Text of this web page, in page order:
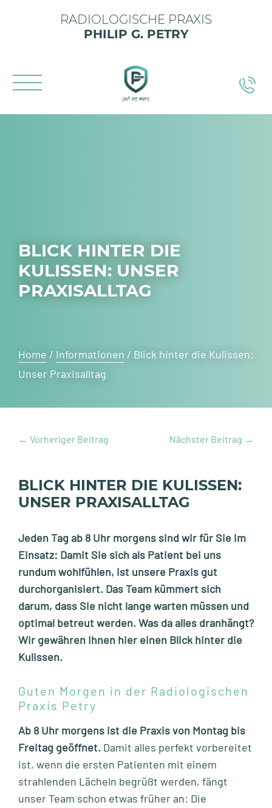
RADIOLOGISCHE PRAXIS
PHILIP G. PETRY
BLICK HINTER DIE
KULISSEN: UNSER
PRAXISALLTAG
Home / Informationen / Blick hinter die Kulissen:
Unser Praxisalltag
← Vorheriger Beitrag Nächster Beitrag →
BLICK HINTER DIE KULISSEN:
UNSER PRAXISALLTAG
Jeden Tag ab 8 Uhr morgens sind wir für Sie im
Einsatz: Damit Sie sich als Patient bei uns
rundum wohlfühlen, ist unsere Praxis gut
durchorganisiert. Das Team kümmert sich
darum, dass Sie nicht lange warten müssen und
optimal betreut werden. Was da alles dranhängt?
Wir gewähren Ihnen hier einen Blick hinter die
Kulissen.
Guten Morgen in der Radiologischen
Praxis Petry
Ab 8 Uhr morgens ist die Praxis von Montag bis
Freitag geöffnet. Damit alles perfekt vorbereitet
ist, wenn die ersten Patienten mit einem
strahlenden Lächeln begrüßt werden, fängt
unser Team schon etwas früher an: Die